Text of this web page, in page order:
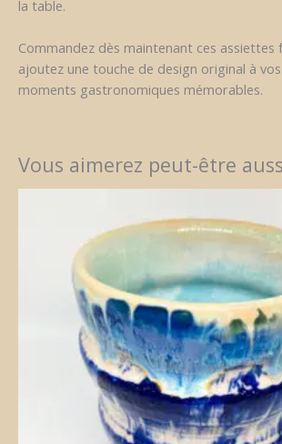
la table.
Commandez dès maintenant ces assiettes
ajoutez une touche de design original à
moments gastronomiques mémorables.
Vous aimerez peut-être